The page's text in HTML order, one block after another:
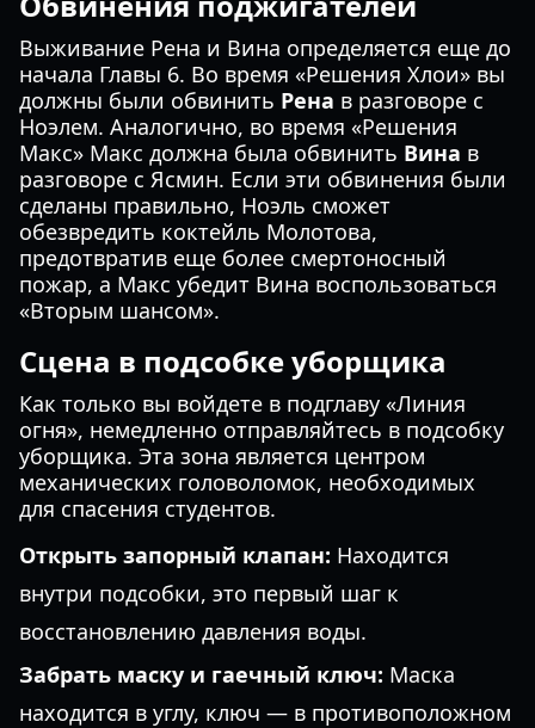
Выживание Рена и Вина определяется еще до
начала Главы 6. Во время «Решения Хлои» вы
должны были обвинить Рена в разговоре с
Ноэлем. Аналогично, во время «Решения
Макс» Макс должна была обвинить Вина в
разговоре с Ясмин. Если эти обвинения были
сделаны правильно, Ноэль сможет
обезвредить коктейль Молотова,
предотвратив еще более смертоносный
пожар, а Макс убедит Вина воспользоваться
«Вторым шансом».
Сцена в подсобке уборщика
Как только вы войдете в подглаву «Линия
огня», немедленно отправляйтесь в подсобку
уборщика. Эта зона является центром
механических головоломок, необходимых
для спасения студентов.
Открыть запорный клапан: Находится
внутри подсобки, это первый шаг к
восстановлению давления воды.
Забрать маску и гаечный ключ: Маска
находится в углу, ключ — в противоположном